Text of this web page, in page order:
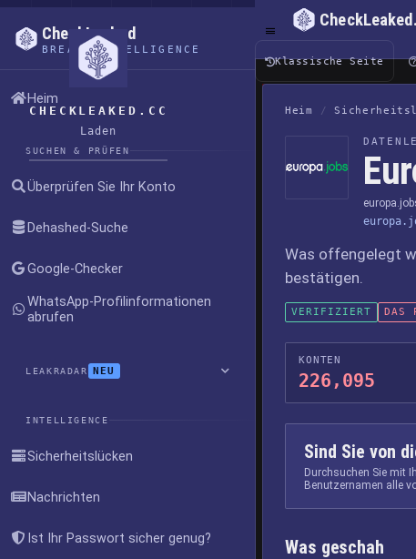
CHECKLEAKED.CC
Laden
CheckLeaked
BREACH INTELLIGENCE
Heim
SUCHEN & PRÜFEN
Überprüfen Sie Ihr Konto
Dehashed-Suche
Google-Checker
WhatsApp-Profilinformationen
abrufen
LEAKRADAR NEU
INTELLIGENCE
Sicherheitslücken
Nachrichten
Ist Ihr Passwort sicher genug?
Klassische Seite
Heim /
Was offengelegt
bestätigen.
VERIFIZIERT DAS
KONTEN
226,095
Sind Sie von
Durchsuchen Sie mit
Benutzernamen alle
Was geschah